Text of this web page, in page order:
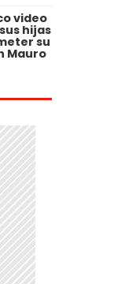
video
hijas
su
Mauro